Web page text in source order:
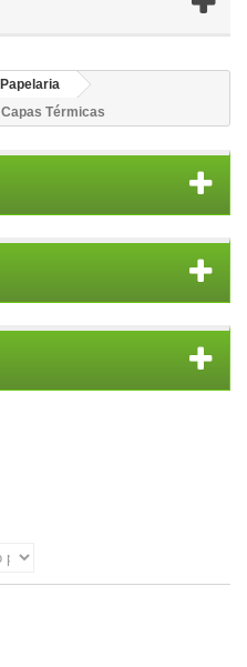
Papelaria
Capas Térmicas